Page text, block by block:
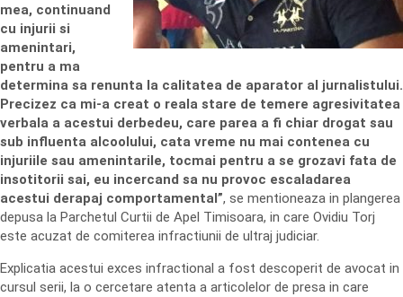
mea, continuand
cu injurii si
amenintari,
pentru a ma
determina sa renunta la calitatea de aparator al jurnalistului.
Precizez ca mi-a creat o reala stare de temere agresivitatea
verbala a acestui derbedeu, care parea a fi chiar drogat sau
sub influenta alcoolului, cata vreme nu mai contenea cu
injuriile sau amenintarile, tocmai pentru a se grozavi fata de
insotitorii sai, eu incercand sa nu provoc escaladarea
acestui derapaj comportamental”, se mentioneaza in plangerea
depusa la Parchetul Curtii de Apel Timisoara, in care Ovidiu Torj
este acuzat de comiterea infractiunii de ultraj judiciar.
Explicatia acestui exces infractional a fost descoperit de avocat in
cursul serii, la o cercetare atenta a articolelor de presa in care